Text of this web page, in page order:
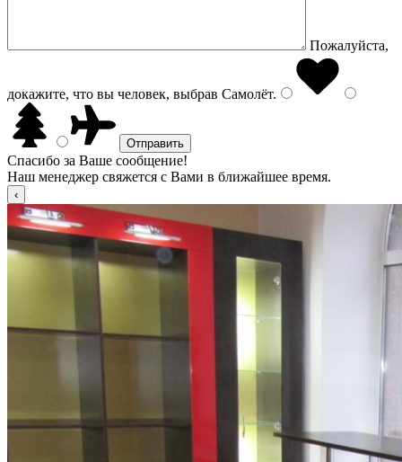
Пожалуйста,
докажите, что вы человек, выбрав Самолёт.
Спасибо за Ваше сообщение!
Наш менеджер свяжется с Вами в ближайшее время.